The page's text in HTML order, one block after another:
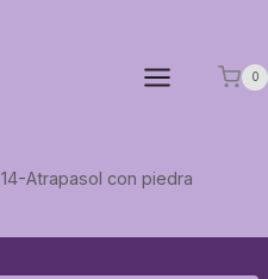
0
14-Atrapasol con piedra